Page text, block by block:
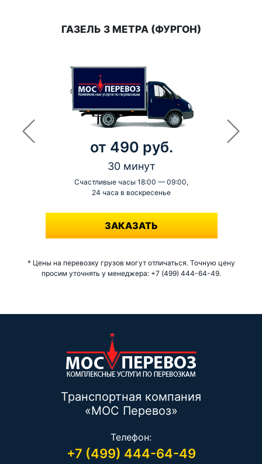
ГАЗЕЛЬ 3 МЕТРА (ФУРГОН)
от 490 руб.
30 минут
Счастливые часы 18:00 — 09:00,
24 часа в воскресенье
-
ЗАКАЗАТЬ
* Цены на перевозку грузов могут отличаться. Точную цену
просим уточнять у менеджера: +7 (499) 444-64-49.
Транспортная компания
«МОС Перевоз»
Телефон:
+7 (499) 444-64-49